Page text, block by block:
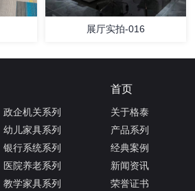
展厅实拍-016
政企机关系列
幼儿家具系列
银行系统系列
医院养老系列
教学家具系列
首页
关于格泰
产品系列
经典案例
新闻资讯
荣誉证书